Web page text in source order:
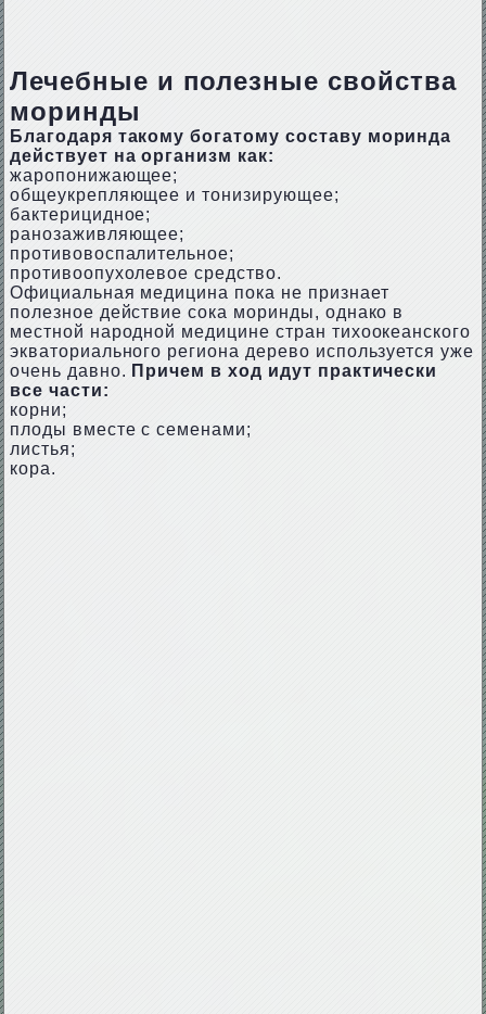
Лечебные и полезные свойства
моринды
Благодаря такому богатому составу моринда
действует на организм как:
жаропонижающее;
общеукрепляющее и тонизирующее;
бактерицидное;
ранозаживляющее;
противовоспалительное;
противоопухолевое средство.
Официальная медицина пока не признает
полезное действие сока моринды, однако в
местной народной медицине стран тихоокеанского
экваториального региона дерево используется уже
очень давно. Причем в ход идут практически
все части:
корни;
плоды вместе с семенами;
листья;
кора.